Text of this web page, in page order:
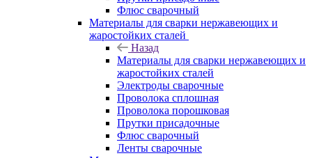
Флюс сварочный
Материалы для сварки нержавеющих и
жаростойких сталей
Назад
Материалы для сварки нержавеющих и
жаростойких сталей
Электроды сварочные
Проволока сплошная
Проволока порошковая
Прутки присадочные
Флюс сварочный
Ленты сварочные